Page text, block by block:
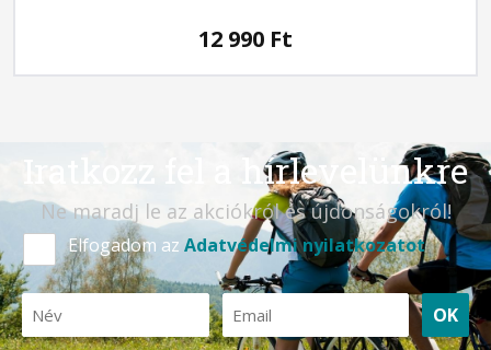
12 990 Ft
Iratkozz fel a hírlevelünkre
Ne maradj le az akciókról és újdonságokról!
Elfogadom az Adatvédelmi nyilatkozatot
OK